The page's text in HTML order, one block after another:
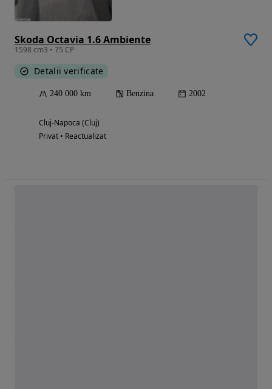
Skoda Octavia 1.6 Ambiente
1598 cm3 • 75 CP
Detalii verificate
240 000 km Benzina 2002
Cluj-Napoca (Cluj)
Privat • Reactualizat